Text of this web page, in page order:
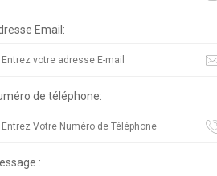
Email:
de téléphone:
: